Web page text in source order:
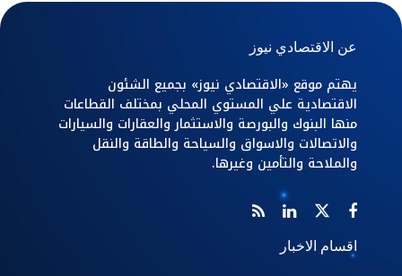
عن الاقتصادي نيوز
يهتم موقع «الاقتصادي نيوز» بجميع الشئون
الاقتصادية علي المستوي المحلي بمختلف القطاعات
منها البنوك والبورصة والاستثمار والعقارات والسيارات
والاتصالات والاسواق والسياحة والطاقة والنقل
والملاحة والتأمين وغيرها.
اقسام الاخبار